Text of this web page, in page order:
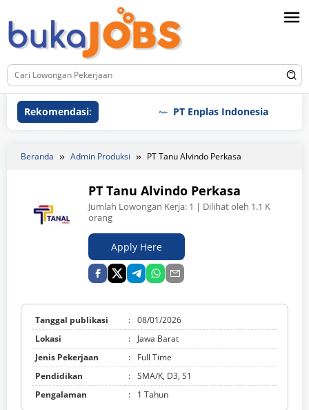
ke
konten
Rekomendasi: PT Enplas Indonesia
Beranda Admin Produksi PT Tanu Alvindo Perkasa
PT Tanu Alvindo Perkasa
Jumlah Lowongan Kerja: 1 | Dilihat oleh 1.1 K
orang
Apply Here
Tanggal publikasi : 08/01/2026
Lokasi
:
Jawa Barat
Jenis Pekerjaan
:
Full Time
Pendidikan
: SMA/K, D3, S1
Pengalaman
: 1 Tahun